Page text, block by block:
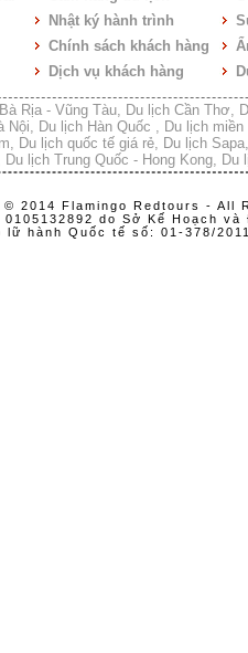
Nhật ký hành trình
Chính sách khách hàng
Dịch vụ khách hàng
Rịa - Vũng Tàu, Du lịch Cần Thơ,
Nội, Du lịch Hàn Quốc , Du lịch miền
, Du lịch quốc tế giá rẻ, Du lịch Sapa
Du lịch Trung Quốc - Hong Kong, Du
© 2014 Flamingo Redtours - All
0105132892 do Sở Kế Hoạch
lữ hành Quốc tế số: 01-378/